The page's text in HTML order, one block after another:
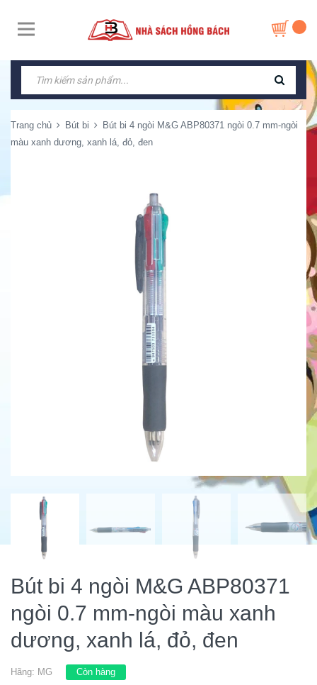
Trang chủ Bút bi
Bút bi 4 ngòi M&G ABP80371 ngòi 0.7 mm-ngòi
màu xanh dương, xanh lá, đỏ, đen
Bút bi 4 ngòi M&G ABP80371
ngòi 0.7 mm-ngòi màu xanh
dương, xanh lá, đỏ, đen
Hãng: MG Còn hàng